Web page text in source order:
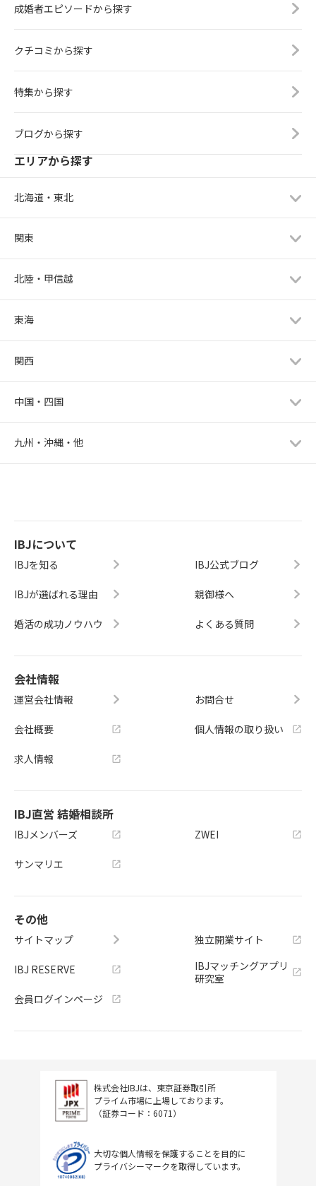
成婚者エピソードから探す
クチコミから探す
特集から探す
ブログから探す
エリアから探す
北海道・東北
関東
北陸・甲信越
東海
関西
中国・四国
九州・沖縄・他
IBJについて
IBJを知る
IBJが選ばれる理由
婚活の成功ノウハウ
IBJ公式ブログ
親御様へ
よくある質問
会社情報
運営会社情報
会社概要
求人情報
お問合せ
個人情報の取り扱い
IBJ直営 結婚相談所
IBJメンバーズ
サンマリエ
ZWEI
その他
サイトマップ
IBJ RESERVE
会員ログインページ
独立開業サイト
IBJマッチングアプリ
研究室
株式会社IBJは、東京証券取引所
プライム市場に上場しております。
（証券コード：6071）
大切な個人情報を保護することを目的に
プライバシーマークを取得しています。